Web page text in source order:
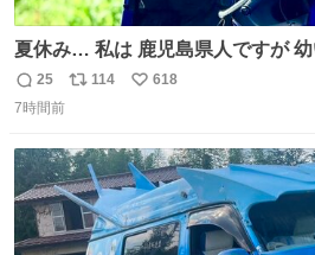
夏休み… 私は 鹿児島県人ですが 幼い頃は 夏休みになると
母の郷… 山梨へ遊びに行くのが楽しみでした
ヶ月近く泊まって … … 今の私は 医療従事者 お盆休み？ﾅﾆ
景 淡い記憶 そんな思い出の
返
信
25
リ
ト
数
114
い
数
618
7時間前